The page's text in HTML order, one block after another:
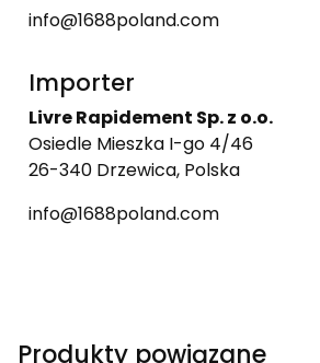
info@1688poland.com
Importer
Livre Rapidement Sp. z o.o.
Osiedle Mieszka I-go 4/46
26-340 Drzewica, Polska
info@1688poland.com
Produkty powiązane